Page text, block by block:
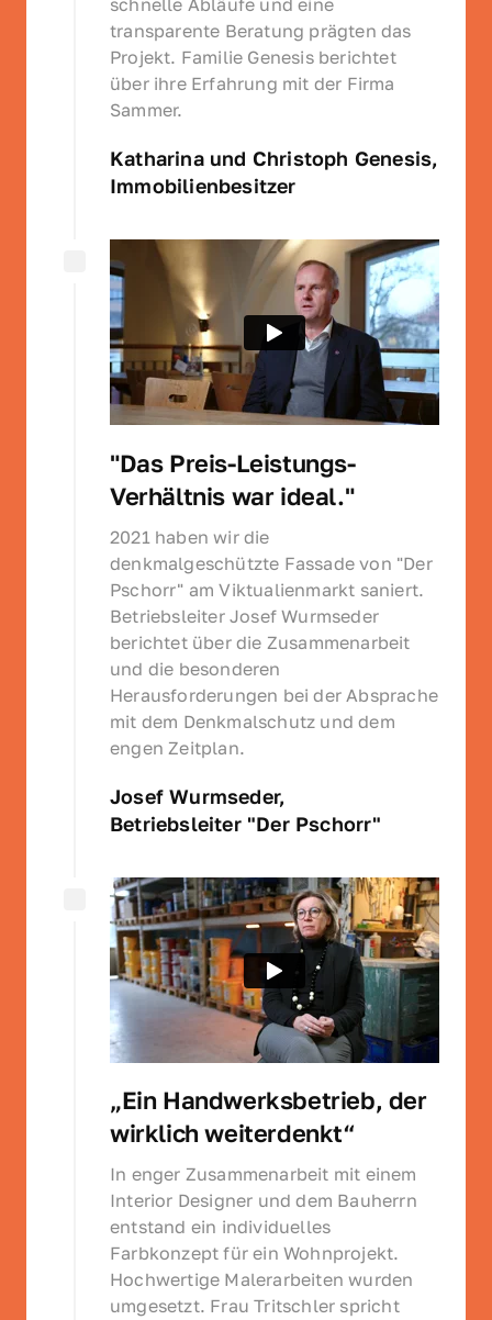
transparente Beratung prägten das
Projekt. Familie Genesis berichtet
über ihre Erfahrung mit der Firma
Sammer.
Katharina und Christoph Genesis,
Immobilienbesitzer
"Das Preis-Leistungs-
Verhältnis war ideal."
2021 haben wir die
denkmalgeschützte Fassade von "Der
Pschorr" am Viktualienmarkt saniert.
Betriebsleiter Josef Wurmseder
berichtet über die Zusammenarbeit
und die besonderen
Herausforderungen bei der Absprache
mit dem Denkmalschutz und dem
engen Zeitplan.
Josef Wurmseder,
Betriebsleiter "Der Pschorr"
„Ein Handwerksbetrieb, der
wirklich weiterdenkt“
In enger Zusammenarbeit mit einem
Interior Designer und dem Bauherrn
entstand ein individuelles
Farbkonzept für ein Wohnprojekt.
Hochwertige Malerarbeiten wurden
umgesetzt. Frau Tritschler spricht